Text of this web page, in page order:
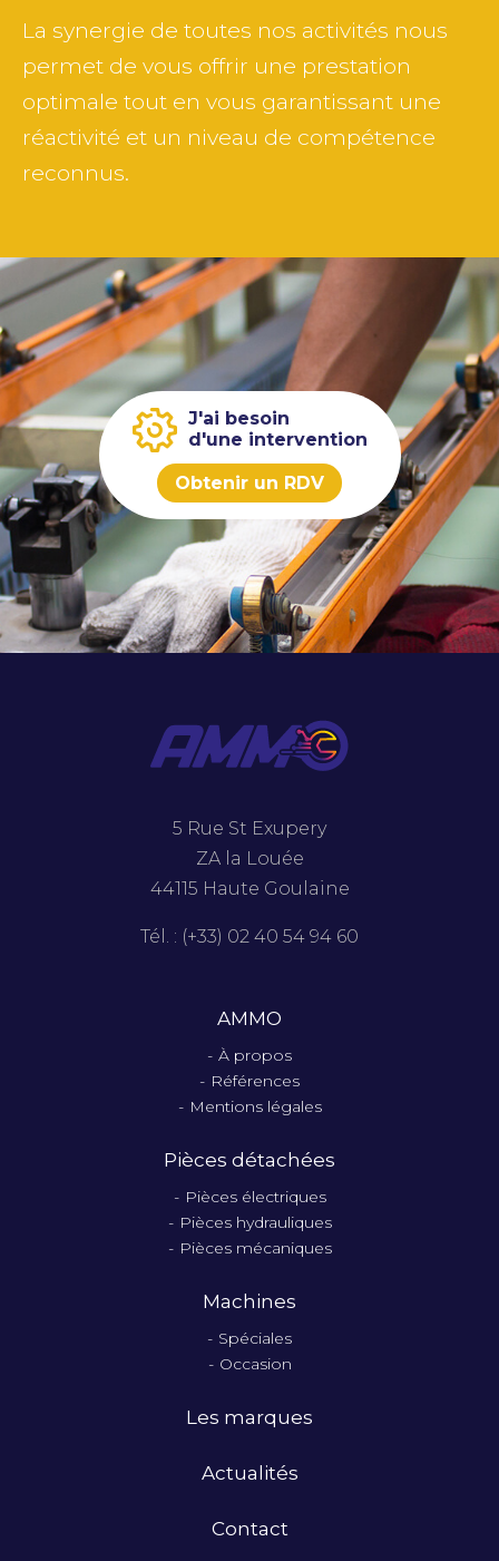
La synergie de toutes nos activités nous
permet de vous offrir une prestation
optimale tout en vous garantissant une
réactivité et un niveau de compétence
reconnus.
J'ai besoin
d'une intervention
Obtenir un RDV
5 Rue St Exupery
ZA la Louée
44115 Haute Goulaine
Tél. : (+33) 02 40 54 94 60
AMMO
À propos
Références
Mentions légales
Pièces détachées
Pièces électriques
Pièces hydrauliques
Pièces mécaniques
Machines
Spéciales
Occasion
Les marques
Actualités
Contact